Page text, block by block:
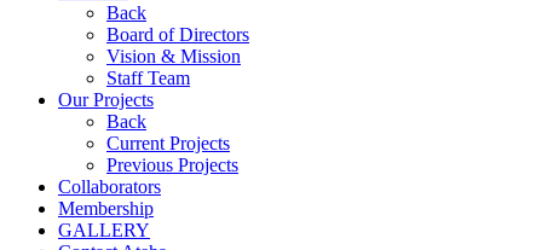
Back
Board of Directors
Vision & Mission
Staff Team
Our Projects
Back
Current Projects
Previous Projects
Collaborators
Membership
GALLERY